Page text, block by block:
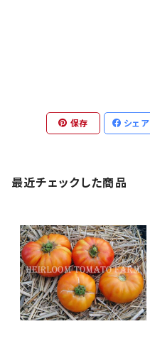
保存 シェア
最近チェックした商品